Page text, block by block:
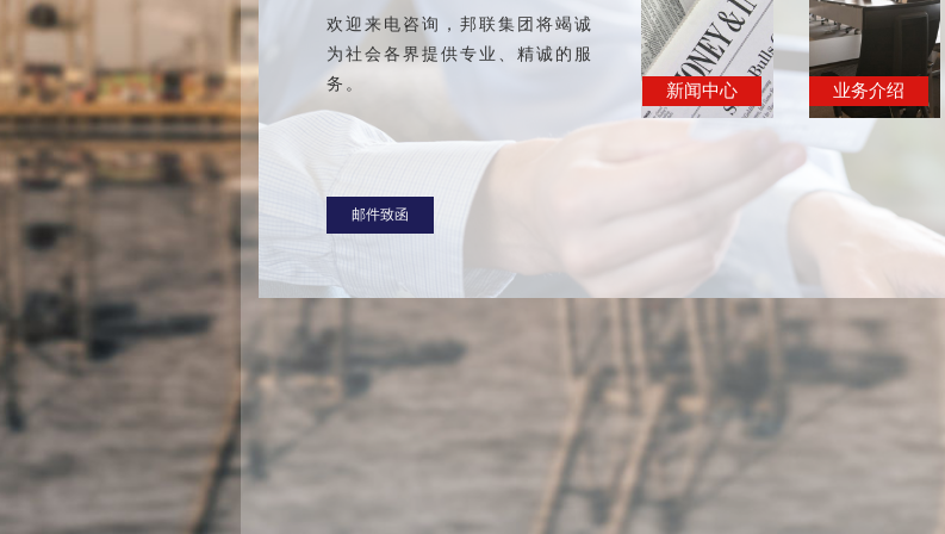
欢迎来电咨询，邦联集团将竭诚
为社会各界提供专业、精诚的服
务。
邮件致函
新闻中心 业务介绍